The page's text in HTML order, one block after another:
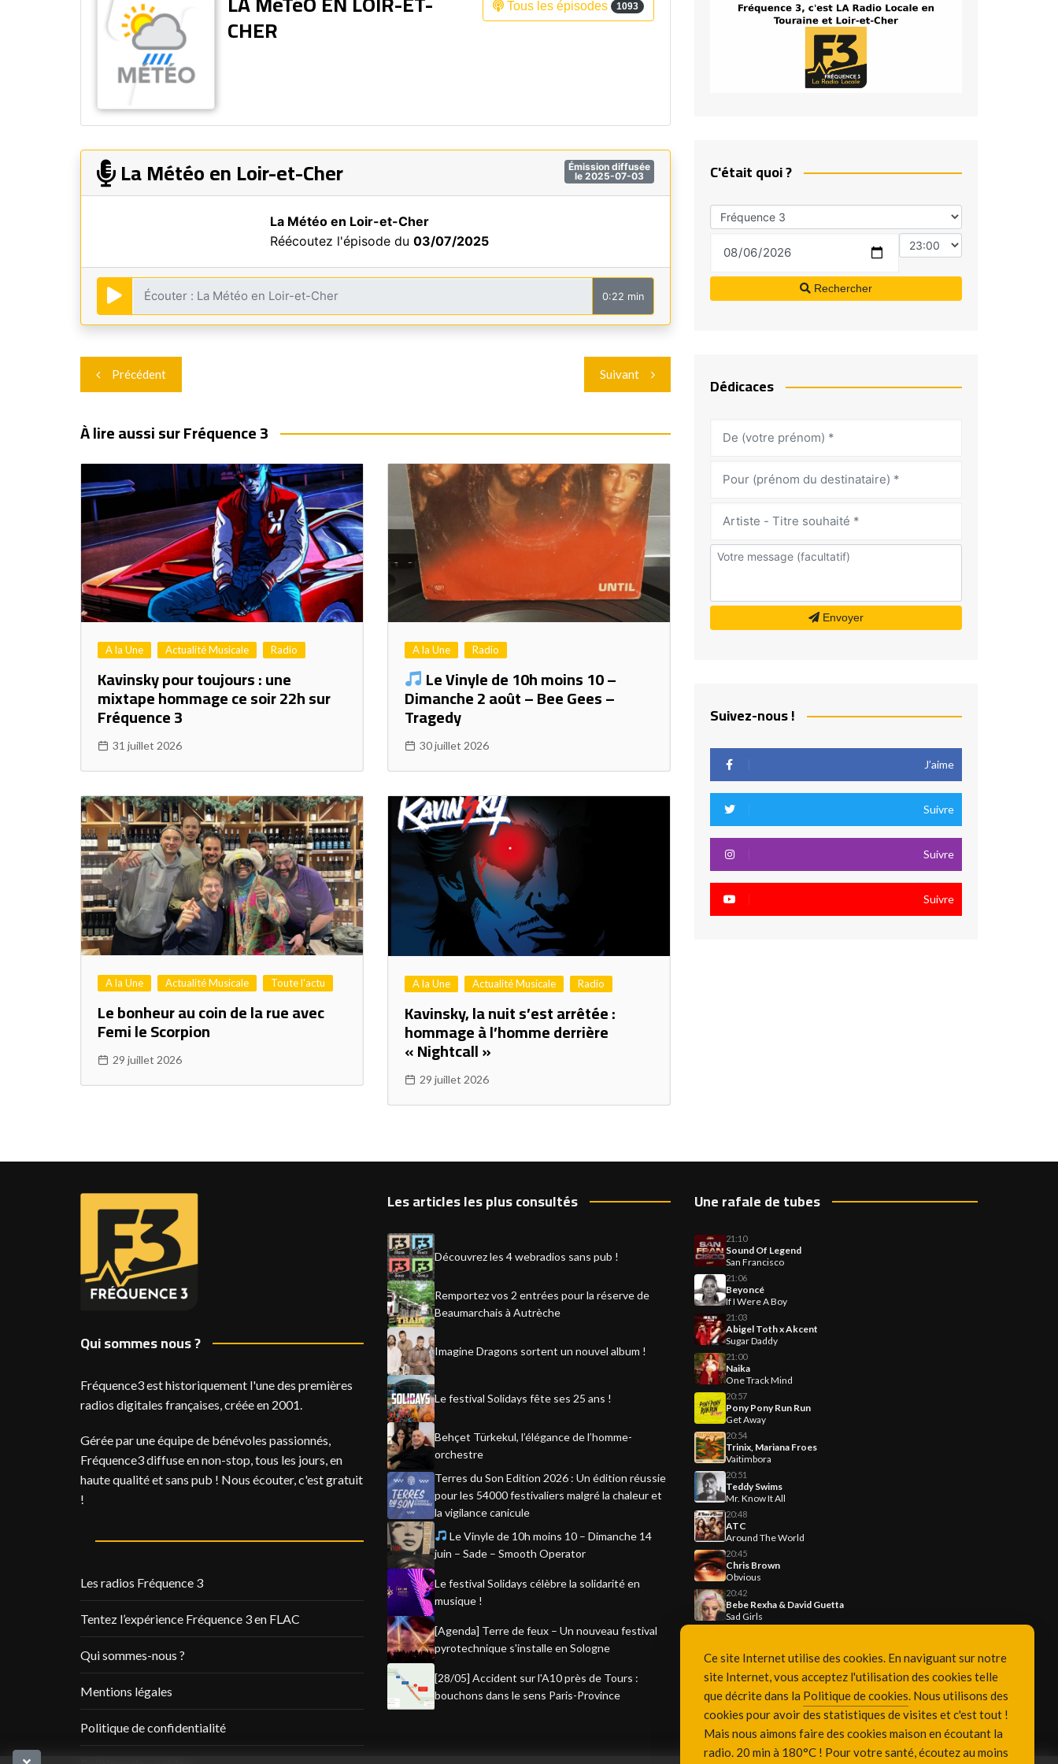
Fréquence 3 Urban
Tous les épisodes 1093
CHER
Émission diffusée
le 2025-07-03
La Météo en Loir-et-Cher
La Météo en Loir-et-Cher
Réécoutez l'épisode du 03/07/2025
0:22 min
Navigation
de
l’article
Précédent Suivant
À lire aussi sur Fréquence 3
A la Une Actualité Musicale Radio
Kavinsky pour toujours : une
mixtape hommage ce soir 22h sur
Fréquence 3
31 juillet 2026
A la Une Radio
Le Vinyle de 10h moins 10 –
Dimanche 2 août – Bee Gees –
Tragedy
30 juillet 2026
A la Une Actualité Musicale Toute l'actu
Le bonheur au coin de la rue avec
Femi le Scorpion
29 juillet 2026
A la Une Actualité Musicale Radio
Kavinsky, la nuit s’est arrêtée :
hommage à l’homme derrière
« Nightcall »
29 juillet 2026
C'était quoi ?
Rechercher
Dédicaces
Envoyer
Suivez-nous !
J’aime
Suivre
Suivre
Suivre
Qui sommes nous ?
Fréquence3 est historiquement l'une des premières
radios digitales françaises, créée en 2001.
Gérée par une équipe de bénévoles passionnés,
Fréquence3 diffuse en non-stop, tous les jours, en
haute qualité et sans pub ! Nous écouter, c'est gratuit
!
Les radios Fréquence 3
Tentez l’expérience Fréquence 3 en FLAC
Qui sommes-nous ?
Mentions légales
Politique de confidentialité
Les articles les plus consultés
Découvrez les 4 webradios sans pub !
Remportez vos 2 entrées pour la réserve de
Beaumarchais à Autrèche
Imagine Dragons sortent un nouvel album !
Le festival Solidays fête ses 25 ans !
Behçet Türkekul, l’élégance de l’homme-
orchestre
Terres du Son Edition 2026 : Un édition réussie
pour les 54000 festivaliers malgré la chaleur et
la vigilance canicule
Le Vinyle de 10h moins 10 – Dimanche 14
juin – Sade – Smooth Operator
Le festival Solidays célèbre la solidarité en
musique !
[Agenda] Terre de feux – Un nouveau festival
pyrotechnique s'installe en Sologne
[28/05] Accident sur l'A10 près de Tours :
bouchons dans le sens Paris-Province
Une rafale de tubes
21:10
Sound Of Legend
San Francisco
21:06
Beyoncé
If I Were A Boy
21:03
Abigel Toth x Akcent
Sugar Daddy
21:00
Naika
One Track Mind
20:57
Pony Pony Run Run
Get Away
20:54
Trinix, Mariana Froes
Vaitimbora
20:51
Teddy Swims
Mr. Know It All
20:48
ATC
Around The World
20:45
Chris Brown
Obvious
20:42
Bebe Rexha & David Guetta
Sad Girls
Ce site Internet utilise des cookies. En naviguant sur notre
site Internet, vous acceptez l'utilisation des cookies telle
que décrite dans la Politique de cookies. Nous utilisons des
cookies pour avoir des statistiques de visites et c'est tout !
Mais nous aimons faire des cookies maison en écoutant la
radio. 20 min à 180°C ! Pour votre santé, écoutez au moins